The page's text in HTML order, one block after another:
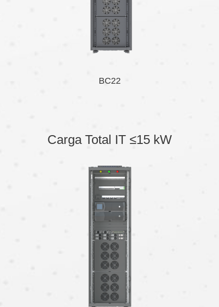
BC22
Carga Total IT ≤15 kW